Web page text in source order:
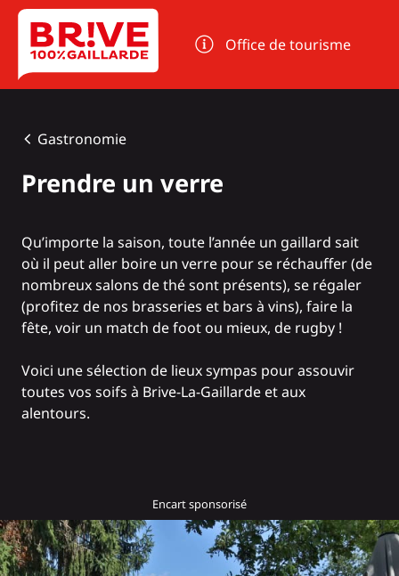
Panneau de gestion des cookies
Office de tourisme
Gastronomie
Prendre un verre
Qu’importe la saison, toute l’année un gaillard sait
où il peut aller boire un verre pour se réchauffer (de
nombreux salons de thé sont présents), se régaler
(profitez de nos brasseries et bars à vins), faire la
fête, voir un match de foot ou mieux, de rugby !
Voici une sélection de lieux sympas pour assouvir
toutes vos soifs à Brive-La-Gaillarde et aux
alentours.